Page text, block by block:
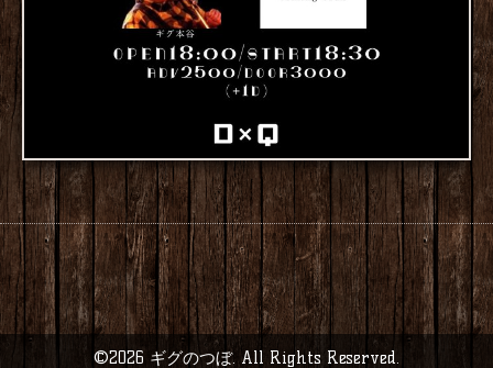
©2026 ギグのつぼ. All Rights Reserved.